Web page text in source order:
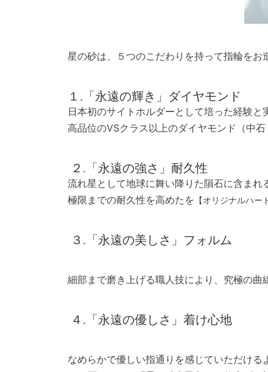
星の砂は、５つのこだわりを持って指輪をお
１.「永遠の輝き」ダイヤモンド
日本初のサイトホルダーとして培った経験と
高品位のVSクラス以上のダイヤモンド（中
２. 「永遠の強さ」耐久性
流れ星として地球に舞い降りた隕石に含まれ
極限までの耐久性を高めたを 【オリジナルハー
３. 「永遠の美しさ」フォルム
細部まで磨き上げる職人技により、究極の曲
４. 「永遠の優しさ」着け心地
なめらかで優しい指通りを感じていただける